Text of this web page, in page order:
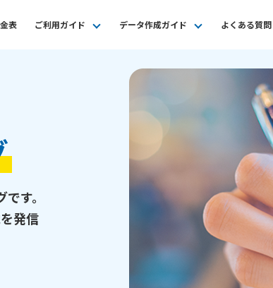
表 ご利用ガイド データ作成ガイド よくある質問
す。
発信